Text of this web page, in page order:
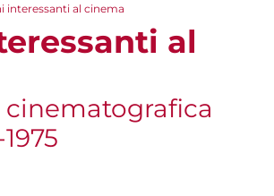
interessanti al cinema
al
cinematografica